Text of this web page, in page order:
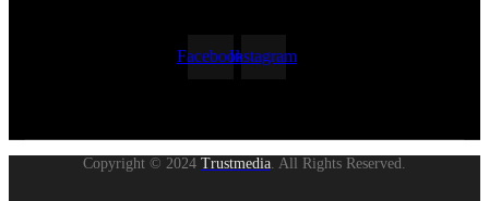
FacebookInstagram
Copyright © 2024 Trustmedia. All Rights Reserved.